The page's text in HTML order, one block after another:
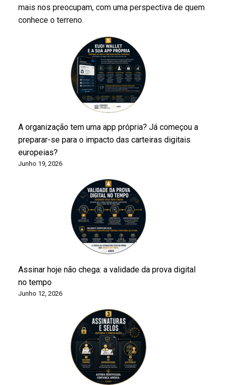
mais nos preocupam, com uma perspectiva de quem
conhece o terreno.
A organização tem uma app própria? Já começou a
preparar-se para o impacto das carteiras digitais
europeias?
Junho 19, 2026
Assinar hoje não chega: a validade da prova digital
no tempo
Junho 12, 2026